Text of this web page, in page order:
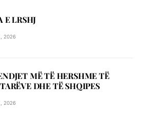
E LRSHJ
2026
MË TË HERSHME TË
DHE TË SHQIPES
2026